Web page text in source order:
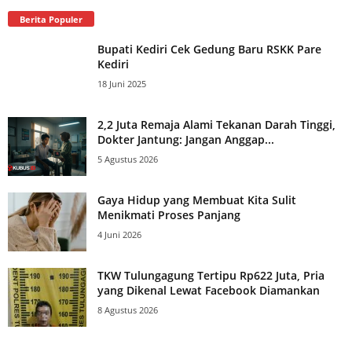
Berita Populer
Bupati Kediri Cek Gedung Baru RSKK Pare
Kediri
18 Juni 2025
2,2 Juta Remaja Alami Tekanan Darah Tinggi,
Dokter Jantung: Jangan Anggap...
5 Agustus 2026
Gaya Hidup yang Membuat Kita Sulit
Menikmati Proses Panjang
4 Juni 2026
TKW Tulungagung Tertipu Rp622 Juta, Pria
yang Dikenal Lewat Facebook Diamankan
8 Agustus 2026